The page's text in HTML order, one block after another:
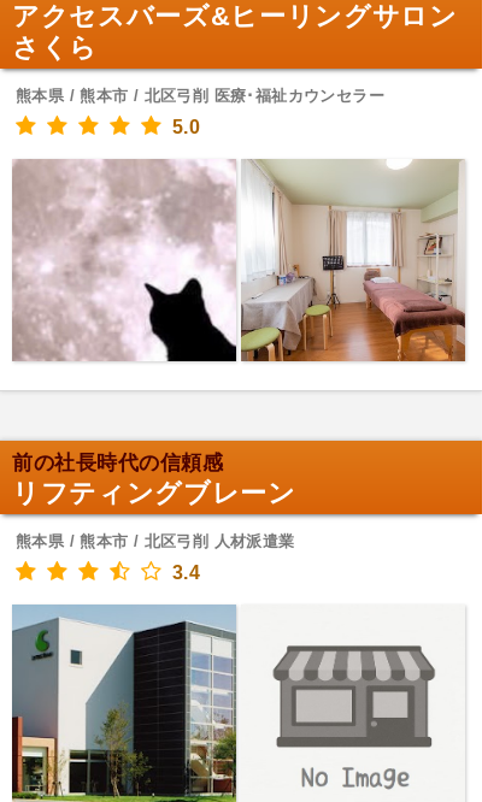
アクセスバーズ&ヒーリングサロン
さくら
熊本県 / 熊本市 / 北区弓削 医療･福祉カウンセラー
5.0
前の社長時代の信頼感
リフティングブレーン
熊本県 / 熊本市 / 北区弓削 人材派遣業
3.4